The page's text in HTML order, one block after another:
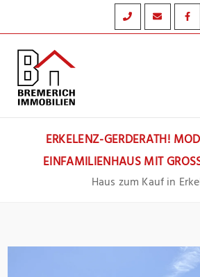
Inhalt
springen
ERKELENZ-GERDERATH!
EINFAMILIENHAUS MIT
Haus zum Kauf in